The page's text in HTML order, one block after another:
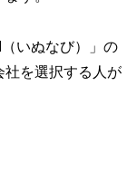
いぬなび）」の
社を選択する人が